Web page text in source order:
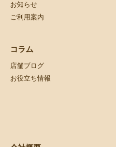
お知らせ
ご利用案内
コラム
店舗ブログ
お役立ち情報